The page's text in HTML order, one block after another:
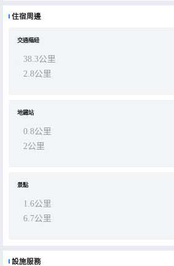
房，配套星連心茶餐廳，停車場，入住賓客還可享受無線網絡暢遊等特色服
住宿周邊
交通樞紐
38.3公里
2.8公里
地鐵站
0.8公里
2公里
景點
1.6公里
6.7公里
設施服務